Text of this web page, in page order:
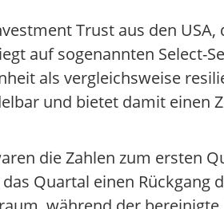
Trust aus den USA,
auf sogenannten Select-
als vergleichsweise
und bietet damit einen
die Zahlen zum ersten
Quartal einen Rückgang